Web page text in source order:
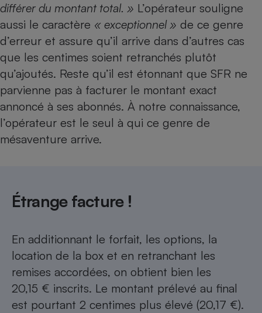
différer du montant total. » L’opérateur souligne
aussi le caractère « exceptionnel » de ce genre
d’erreur et assure qu’il arrive dans d’autres cas
que les centimes soient retranchés plutôt
qu’ajoutés. Reste qu’il est étonnant que SFR ne
parvienne pas à facturer le montant exact
annoncé à ses abonnés. À notre connaissance,
l’opérateur est le seul à qui ce genre de
mésaventure arrive.
Étrange facture !
En additionnant le forfait, les options, la
location de la box et en retranchant les
remises accordées, on obtient bien les
20,15 € inscrits. Le montant prélevé au final
est pourtant 2 centimes plus élevé (20,17 €).
Climatiseur -
Ventilateur
Cafetière à expressos
Antivirus
Climatiseur -